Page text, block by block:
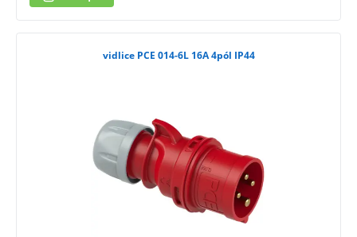
vidlice PCE 014-6L 16A 4pól IP44